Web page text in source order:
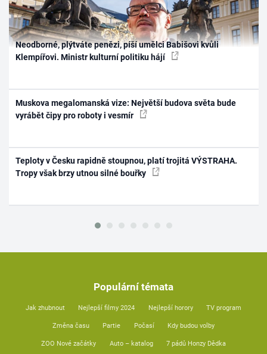
Neodborné, plýtváte penězi, píší umělci Babišovi kvůli
Klempířovi. Ministr kulturní politiku hájí
Muskova megalomanská vize: Největší budova světa bude
vyrábět čipy pro roboty i vesmír
Teploty v Česku rapidně stoupnou, platí trojitá VÝSTRAHA.
Tropy však brzy utnou silné bouřky
Populární témata
Jak zhubnout Nejlepší filmy 2024 Nejlepší horory TV program
Změna času Partie Počasí Kdy budou volby
ZOO Nové začátky Auto – katalog 7 pádů Honzy Dědka